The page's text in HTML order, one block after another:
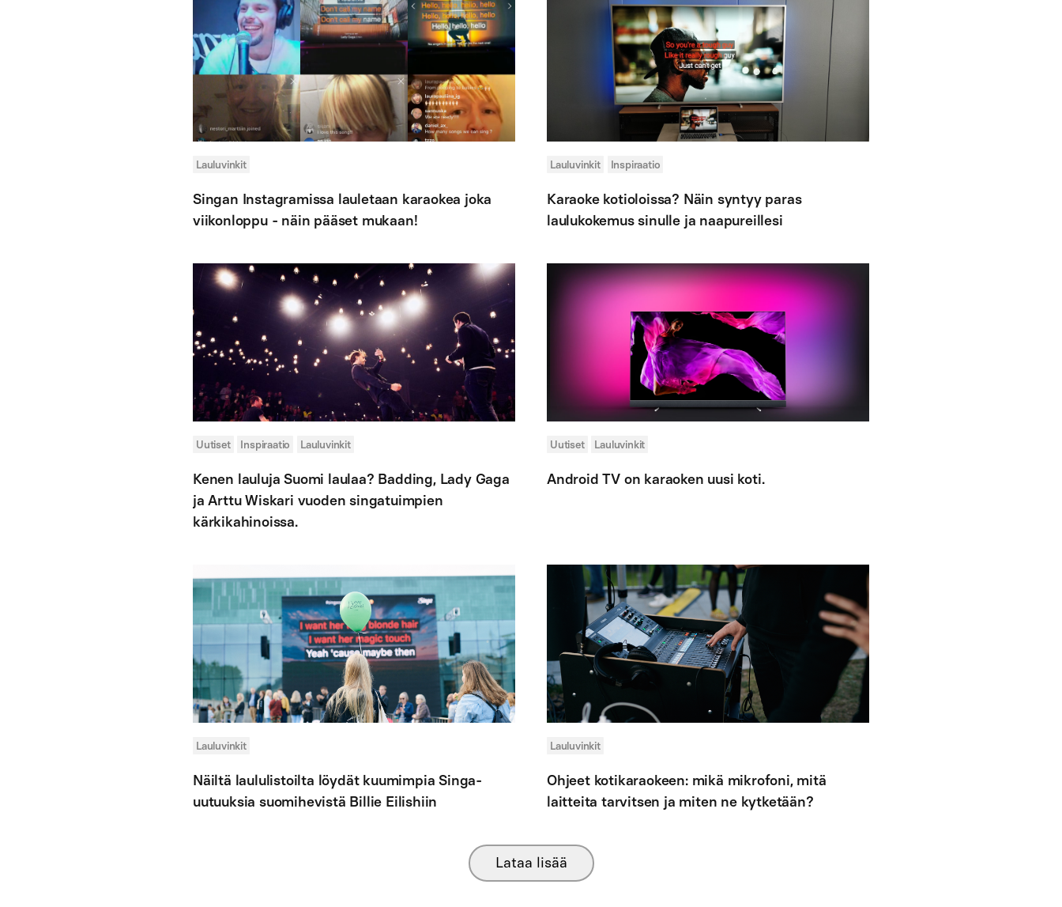
Lauluvinkit
Singan Instagramissa lauletaan karaokea joka
viikonloppu - näin pääset mukaan!
Lauluvinkit Inspiraatio
Karaoke kotioloissa? Näin syntyy paras
laulukokemus sinulle ja naapureillesi
Uutiset Inspiraatio Lauluvinkit
Kenen lauluja Suomi laulaa? Badding, Lady Gaga
ja Arttu Wiskari vuoden singatuimpien
kärkikahinoissa.
Uutiset Lauluvinkit
Android TV on karaoken uusi koti.
Lauluvinkit
Näiltä laululistoilta löydät kuumimpia Singa-
uutuuksia suomihevistä Billie Eilishiin
Lauluvinkit
Ohjeet kotikaraokeen: mikä mikrofoni, mitä
laitteita tarvitsen ja miten ne kytketään?
Lataa lisää